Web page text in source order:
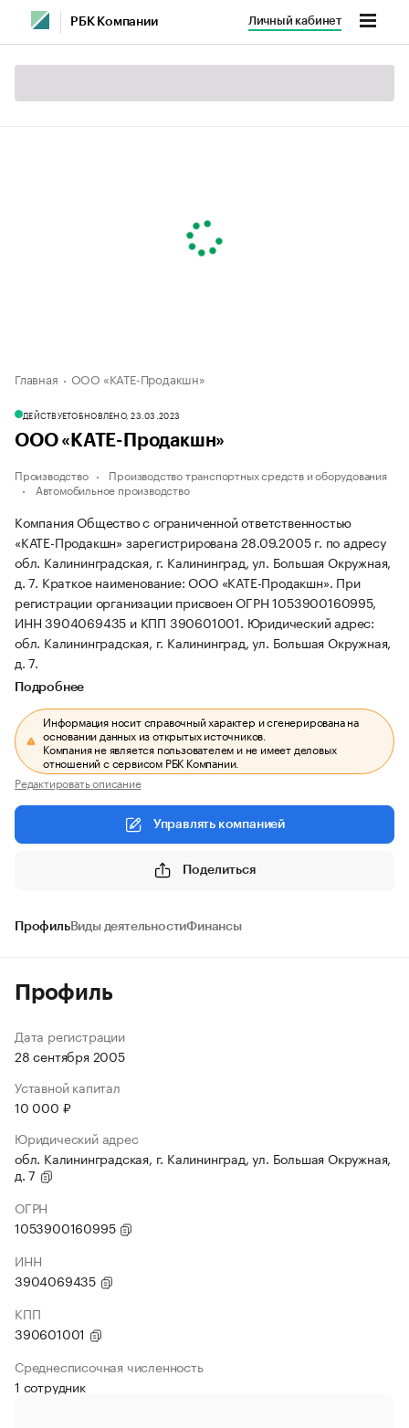
РБК Компании Личный кабинет
Главная ООО «КАТЕ-Продакшн»
ДЕЙСТВУЕТОБНОВЛЕНО, 23.03.2023
ООО «КАТЕ-Продакшн»
Производство
Производство транспортных средств и оборудования
Автомобильное производство
Компания Общество с ограниченной ответственностью
«КАТЕ-Продакшн» зарегистрирована 28.09.2005 г. по адресу
обл. Калининградская, г. Калининград, ул. Большая Окружная,
д. 7. Краткое наименование: ООО «КАТЕ-Продакшн». При
регистрации организации присвоен ОГРН 1053900160995,
ИНН 3904069435 и КПП 390601001. Юридический адрес:
обл. Калининградская, г. Калининград, ул. Большая Окружная,
д. 7.
Подробнее
Информация носит справочный характер и сгенерирована на
основании данных из открытых источников.
Компания не является пользователем и не имеет деловых
отношений с сервисом РБК Компании.
Редактировать описание
Управлять компанией
Поделиться
ПрофильВиды деятельностиФинансы
Профиль
Дата регистрации
28 сентября 2005
Уставной капитал
10 000 ₽
Юридический адрес
обл. Калининградская, г. Калининград, ул. Большая Окружная,
д. 7
ОГРН
1053900160995
ИНН
3904069435
КПП
390601001
Среднесписочная численность
1 сотрудник